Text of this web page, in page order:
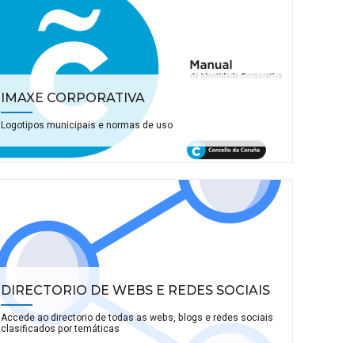
IMAXE CORPORATIVA
Logotipos municipais e normas de uso
DIRECTORIO DE WEBS E REDES SOCIAIS
Accede ao directorio de todas as webs, blogs e redes sociais
clasificados por temáticas